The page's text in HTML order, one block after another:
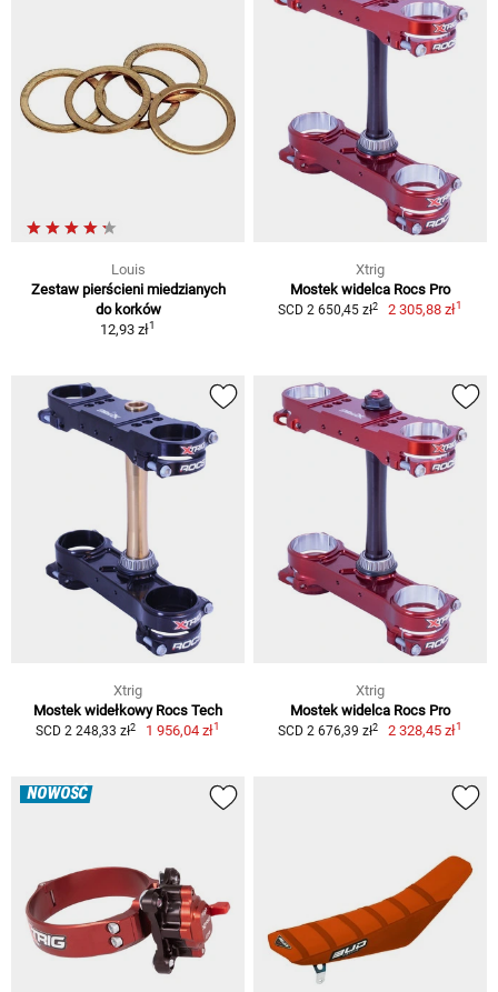
Louis
Zestaw pierścieni miedzianych
do korków
12,93 zł1
Xtrig
Mostek widelca Rocs Pro
SCD 2 650,45 zł2 2 305,88 zł1
Xtrig
Mostek widełkowy Rocs Tech
SCD 2 248,33 zł2 1 956,04 zł1
Xtrig
Mostek widelca Rocs Pro
SCD 2 676,39 zł2 2 328,45 zł1
NOWOŚĆ